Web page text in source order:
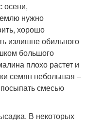
осени,
нужно
хорошо
излишне обильного
большого
плохо растет и
семян небольшая –
смесью
В некоторых